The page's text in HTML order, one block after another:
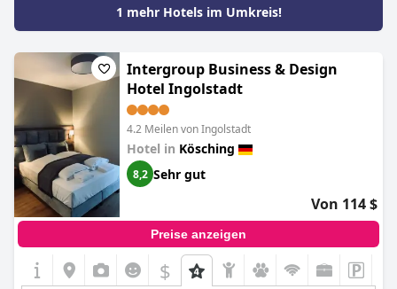
1 mehr Hotels im Umkreis!
Intergroup Business & Design
Hotel Ingolstadt
4.2 Meilen von Ingolstadt
Hotel in Kösching
8,2 Sehr gut
Von 114 $
Preise anzeigen
$